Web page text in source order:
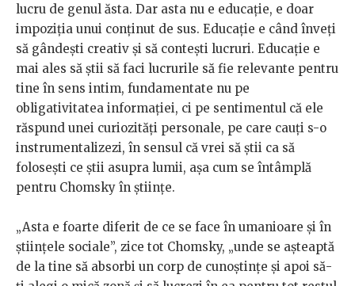
lucru de genul ăsta. Dar asta nu e educație, e doar
impoziția unui conținut de sus. Educație e când înveți
să gândești creativ și să contești lucruri. Educație e
mai ales să știi să faci lucrurile să fie relevante pentru
tine în sens intim, fundamentate nu pe
obligativitatea informației, ci pe sentimentul că ele
răspund unei curiozități personale, pe care cauți s-o
instrumentalizezi, în sensul că vrei să știi ca să
folosești ce știi asupra lumii, așa cum se întâmplă
pentru Chomsky în științe.
„Asta e foarte diferit de ce se face în umanioare și în
științele sociale”, zice tot Chomsky, „unde se așteaptă
de la tine să absorbi un corp de cunoștințe și apoi să-